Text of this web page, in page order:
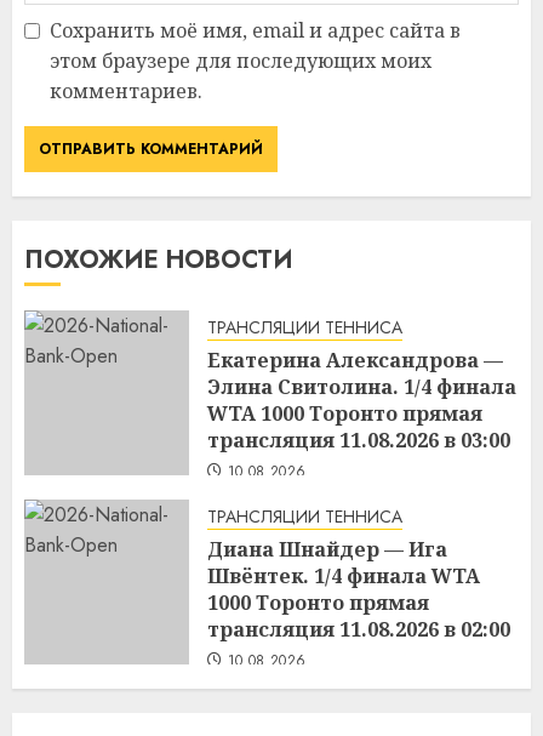
Сохранить моё имя, email и адрес сайта в
этом браузере для последующих моих
комментариев.
ПОХОЖИЕ НОВОСТИ
ТРАНСЛЯЦИИ ТЕННИСА
Екатерина Александрова —
Элина Свитолина. 1/4 финала
WTA 1000 Торонто прямая
трансляция 11.08.2026 в 03:00
10.08.2026
ТРАНСЛЯЦИИ ТЕННИСА
Диана Шнайдер — Ига
Швёнтек. 1/4 финала WTA
1000 Торонто прямая
трансляция 11.08.2026 в 02:00
10.08.2026